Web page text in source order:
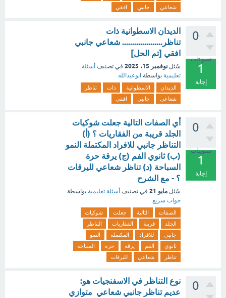
شعاعي
جانبي افقي
0
تصويتات
1
إجابة
الديدان الاسطوانية ذات
تناظر.................... شعاعي جانبي
افقي [تم الحل]
سُئل نوفمبر 15، 2025 في تصنيف أسئلة
تعليمية بواسطة ابوعبدالله
الديدان الاسطوانية ذات
تناظر
شعاعي
جانبي افقي
0
تصويتات
1
إجابة
أي الصفات التالية جعلت شوكيات
الجلد قريبة من الفقاريات ؟ (أ)
التناظر جانبي للافراد المكتملة النمو
(ب) ثانوي الفم (ج) يرقة حرة
السباحة (د) تناظر شعاعي لليرقات
؟ - مع الشرح
سُئل مايو 21 في تصنيف أسئلة تعليمية بواسطة
جواب سريع
الصفات التالية جعلت
شوكيات
الجلد
قريبة الفقاريات
التناظر
جانبي
للافراد المكتملة
النمو
ثانوي
الفم يرقة حرة
السباحة
تناظر
شعاعي لليرقات
0
نوع التناظر في الاسفنجيات هو:
عديم تناظر جانبي شعاعي متوازي